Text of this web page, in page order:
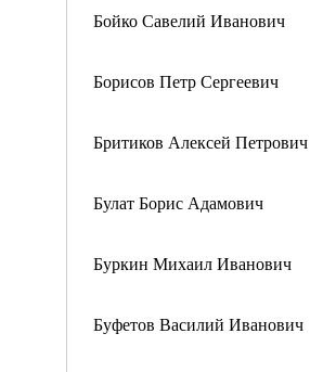
Бойко Савелий Иванович
Борисов Петр Сергеевич
Бритиков Алексей Петрович
Булат Борис Адамович
Буркин Михаил Иванович
Буфетов Василий Иванович